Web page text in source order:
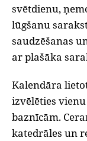
svētdienu,
lūgšanu
saudzēšanas
ar plašāka
Kalendāra
izvēlēties
baznīcām.
katedrāles un